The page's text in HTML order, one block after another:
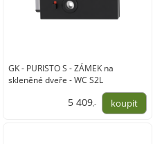
GK - PURISTO S - ZÁMEK na
skleněné dveře - WC S2L
5 409,-